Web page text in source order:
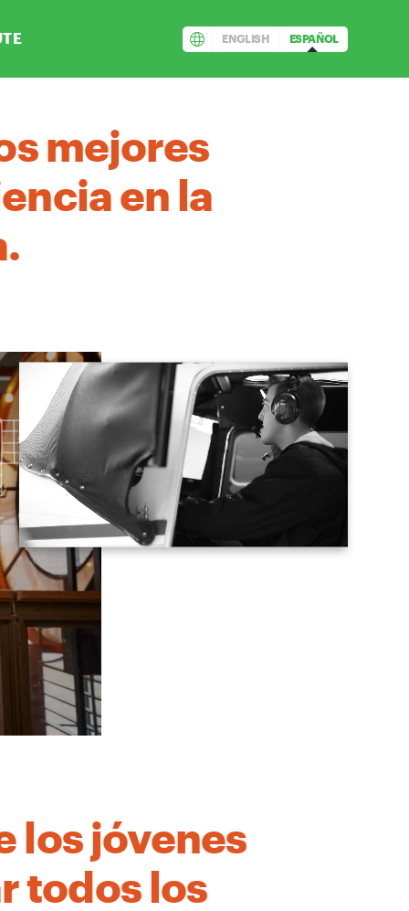
ENGLISH ESPAÑOL
mejores
en la
los jóvenes
todos los